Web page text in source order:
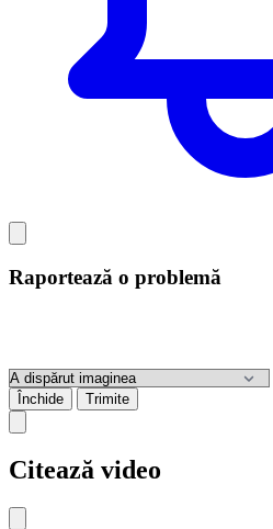
Raportează o problemă
Închide Trimite
Citează video